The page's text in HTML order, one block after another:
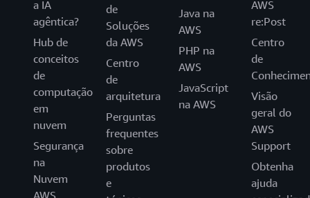
a IA
agêntica?
Hub de
conceitos
de
computação
em
nuvem
Segurança
na
Nuvem
de
Soluções
da AWS
Centro
de
arquitetura
Perguntas
frequentes
sobre
produtos
e
Java na
AWS
PHP na
AWS
JavaScript
na AWS
AWS
re:Post
Centro
de
Visão
geral do
AWS
Support
Obtenha
ajuda